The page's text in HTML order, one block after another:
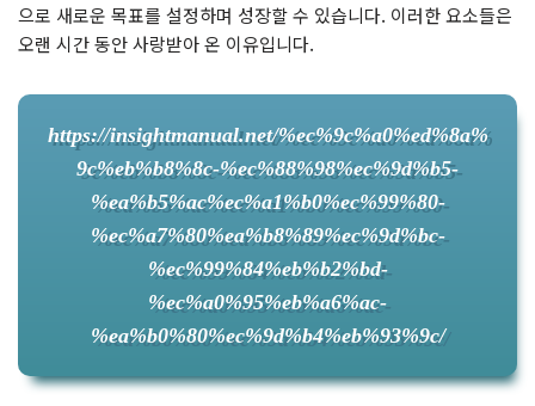
으로 새로운 목표를 설정하며 성장할 수 있습니다. 이러한 요소들은
오랜 시간 동안 사랑받아 온 이유입니다.
https://insightmanual.net/%ec%9c%a0%ed%8a%
9c%eb%b8%8c-%ec%88%98%ec%9d%b5-
%ea%b5%ac%ec%a1%b0%ec%99%80-
%ec%a7%80%ea%b8%89%ec%9d%bc-
%ec%99%84%eb%b2%bd-
%ec%a0%95%eb%a6%ac-
%ea%b0%80%ec%9d%b4%eb%93%9c/